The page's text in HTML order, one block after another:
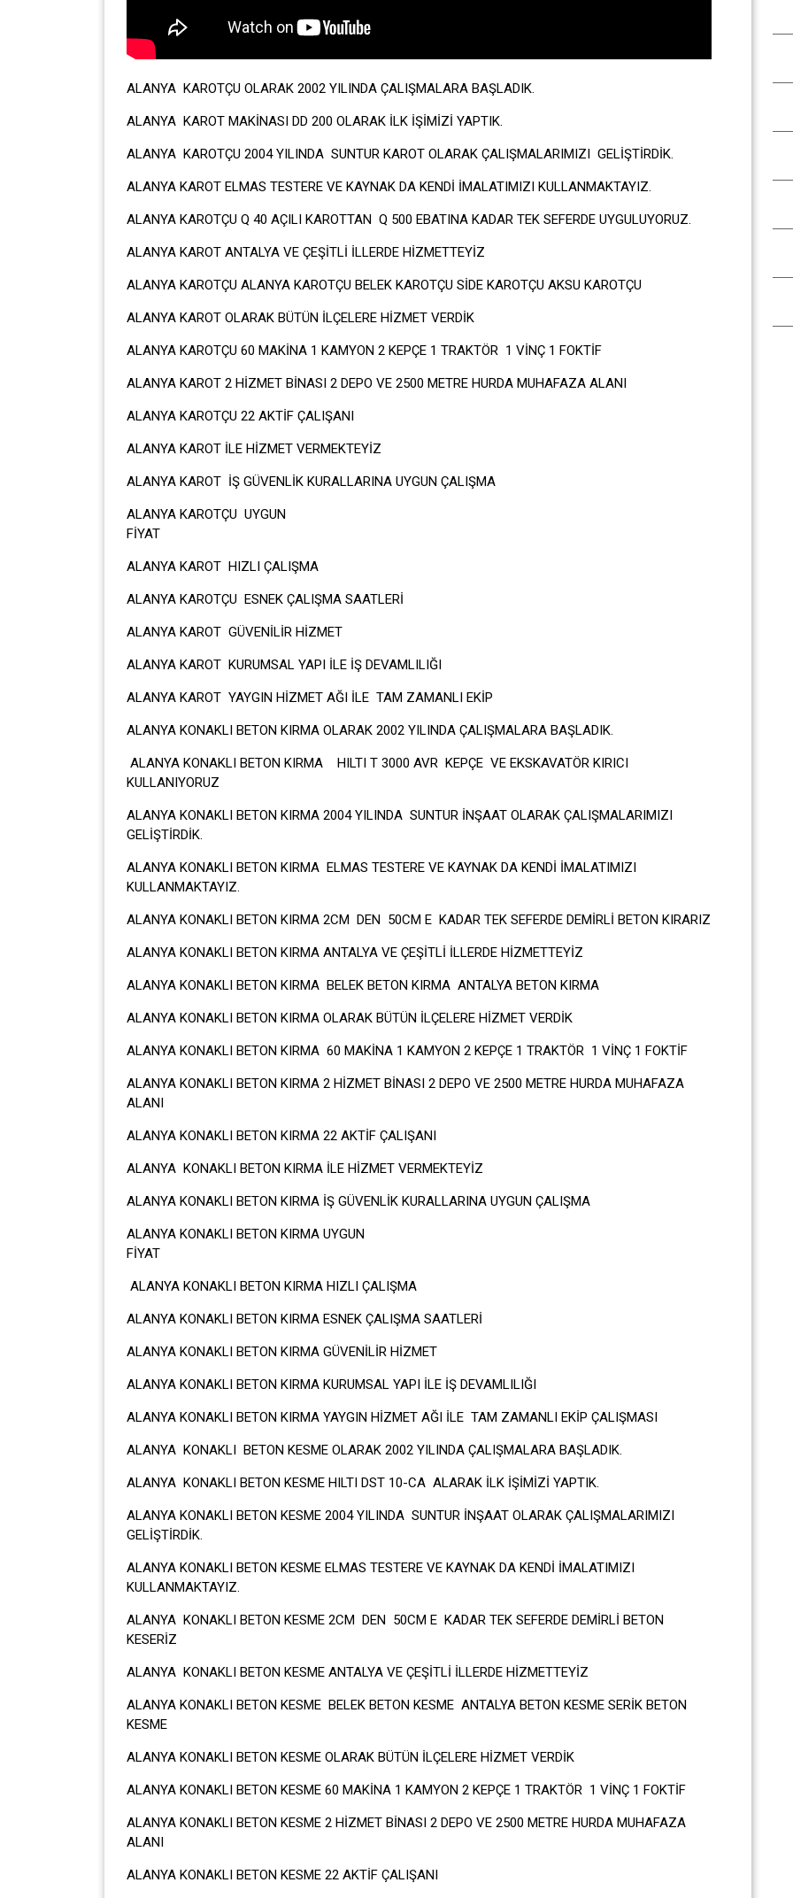
ALANYA KAROTÇU OLARAK 2002 YILINDA ÇALIŞMALARA BAŞLADIK.
ALANYA KAROT MAKİNASI DD 200 OLARAK İLK İŞİMİZİ YAPTIK.
ALANYA KAROTÇU 2004 YILINDA SUNTUR KAROT OLARAK ÇALIŞMALARIMIZI GELİŞTİRDİK.
ALANYA KAROT ELMAS TESTERE VE KAYNAK DA KENDİ İMALATIMIZI KULLANMAKTAYIZ.
ALANYA KAROTÇU Q 40 AÇILI KAROTTAN Q 500 EBATINA KADAR TEK SEFERDE UYGULUYORUZ.
ALANYA KAROT ANTALYA VE ÇEŞİTLİ İLLERDE HİZMETTEYİZ
ALANYA KAROTÇU ALANYA KAROTÇU BELEK KAROTÇU SİDE KAROTÇU AKSU KAROTÇU
ALANYA KAROT OLARAK BÜTÜN İLÇELERE HİZMET VERDİK
ALANYA KAROTÇU 60 MAKİNA 1 KAMYON 2 KEPÇE 1 TRAKTÖR 1 VİNÇ 1 FOKTİF
ALANYA KAROT 2 HİZMET BİNASI 2 DEPO VE 2500 METRE HURDA MUHAFAZA ALANI
ALANYA KAROTÇU 22 AKTİF ÇALIŞANI
ALANYA KAROT İLE HİZMET VERMEKTEYİZ
ALANYA KAROT İŞ GÜVENLİK KURALLARINA UYGUN ÇALIŞMA
ALANYA KAROTÇU UYGUN
FİYAT
ALANYA KAROT HIZLI ÇALIŞMA
ALANYA KAROTÇU ESNEK ÇALIŞMA SAATLERİ
ALANYA KAROT GÜVENİLİR HİZMET
ALANYA KAROT KURUMSAL YAPI İLE İŞ DEVAMLILIĞI
ALANYA KAROT YAYGIN HİZMET AĞI İLE TAM ZAMANLI EKİP
ALANYA KONAKLI BETON KIRMA OLARAK 2002 YILINDA ÇALIŞMALARA BAŞLADIK.
ALANYA KONAKLI BETON KIRMA HILTI T 3000 AVR KEPÇE VE EKSKAVATÖR KIRICI
KULLANIYORUZ
ALANYA KONAKLI BETON KIRMA 2004 YILINDA SUNTUR İNŞAAT OLARAK ÇALIŞMALARIMIZI
GELİŞTİRDİK.
ALANYA KONAKLI BETON KIRMA ELMAS TESTERE VE KAYNAK DA KENDİ İMALATIMIZI
KULLANMAKTAYIZ.
ALANYA KONAKLI BETON KIRMA 2CM DEN 50CM E KADAR TEK SEFERDE DEMİRLİ BETON KIRARIZ
ALANYA KONAKLI BETON KIRMA ANTALYA VE ÇEŞİTLİ İLLERDE HİZMETTEYİZ
ALANYA KONAKLI BETON KIRMA BELEK BETON KIRMA ANTALYA BETON KIRMA
ALANYA KONAKLI BETON KIRMA OLARAK BÜTÜN İLÇELERE HİZMET VERDİK
ALANYA KONAKLI BETON KIRMA 60 MAKİNA 1 KAMYON 2 KEPÇE 1 TRAKTÖR 1 VİNÇ 1 FOKTİF
ALANYA KONAKLI BETON KIRMA 2 HİZMET BİNASI 2 DEPO VE 2500 METRE HURDA MUHAFAZA
ALANI
ALANYA KONAKLI BETON KIRMA 22 AKTİF ÇALIŞANI
ALANYA KONAKLI BETON KIRMA İLE HİZMET VERMEKTEYİZ
ALANYA KONAKLI BETON KIRMA İŞ GÜVENLİK KURALLARINA UYGUN ÇALIŞMA
ALANYA KONAKLI BETON KIRMA UYGUN
FİYAT
ALANYA KONAKLI BETON KIRMA HIZLI ÇALIŞMA
ALANYA KONAKLI BETON KIRMA ESNEK ÇALIŞMA SAATLERİ
ALANYA KONAKLI BETON KIRMA GÜVENİLİR HİZMET
ALANYA KONAKLI BETON KIRMA KURUMSAL YAPI İLE İŞ DEVAMLILIĞI
ALANYA KONAKLI BETON KIRMA YAYGIN HİZMET AĞI İLE TAM ZAMANLI EKİP ÇALIŞMASI
ALANYA KONAKLI BETON KESME OLARAK 2002 YILINDA ÇALIŞMALARA BAŞLADIK.
ALANYA KONAKLI BETON KESME HILTI DST 10-CA ALARAK İLK İŞİMİZİ YAPTIK.
ALANYA KONAKLI BETON KESME 2004 YILINDA SUNTUR İNŞAAT OLARAK ÇALIŞMALARIMIZI
GELİŞTİRDİK.
ALANYA KONAKLI BETON KESME ELMAS TESTERE VE KAYNAK DA KENDİ İMALATIMIZI
KULLANMAKTAYIZ.
ALANYA KONAKLI BETON KESME 2CM DEN 50CM E KADAR TEK SEFERDE DEMİRLİ BETON
KESERİZ
ALANYA KONAKLI BETON KESME ANTALYA VE ÇEŞİTLİ İLLERDE HİZMETTEYİZ
ALANYA KONAKLI BETON KESME BELEK BETON KESME ANTALYA BETON KESME SERİK BETON
KESME
ALANYA KONAKLI BETON KESME OLARAK BÜTÜN İLÇELERE HİZMET VERDİK
ALANYA KONAKLI BETON KESME 60 MAKİNA 1 KAMYON 2 KEPÇE 1 TRAKTÖR 1 VİNÇ 1 FOKTİF
ALANYA KONAKLI BETON KESME 2 HİZMET BİNASI 2 DEPO VE 2500 METRE HURDA MUHAFAZA
ALANI
ALANYA KONAKLI BETON KESME 22 AKTİF ÇALIŞANI